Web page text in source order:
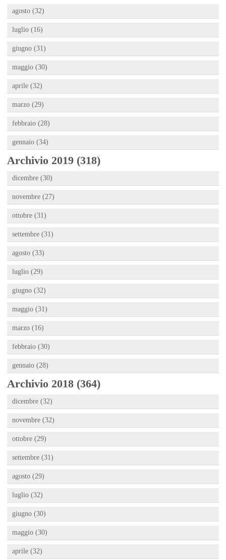
agosto (32)
luglio (16)
giugno (31)
maggio (30)
aprile (32)
marzo (29)
febbraio (28)
gennaio (34)
Archivio 2019 (318)
dicembre (30)
novembre (27)
ottobre (31)
settembre (31)
agosto (33)
luglio (29)
giugno (32)
maggio (31)
marzo (16)
febbraio (30)
gennaio (28)
Archivio 2018 (364)
dicembre (32)
novembre (32)
ottobre (29)
settembre (31)
agosto (29)
luglio (32)
giugno (30)
maggio (30)
aprile (32)